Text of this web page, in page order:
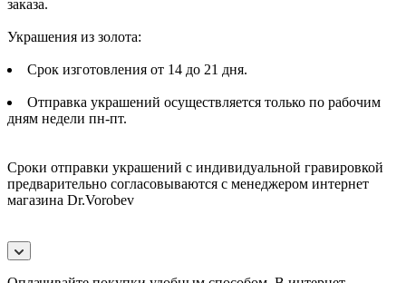
заказа.
Украшения из золота:
Срок изготовления от 14 до 21 дня.
Отправка украшений осуществляется только по рабочим
дням недели пн-пт.
Сроки отправки украшений с индивидуальной гравировкой
предварительно согласовываются с менеджером интернет
магазина Dr.Vorobev